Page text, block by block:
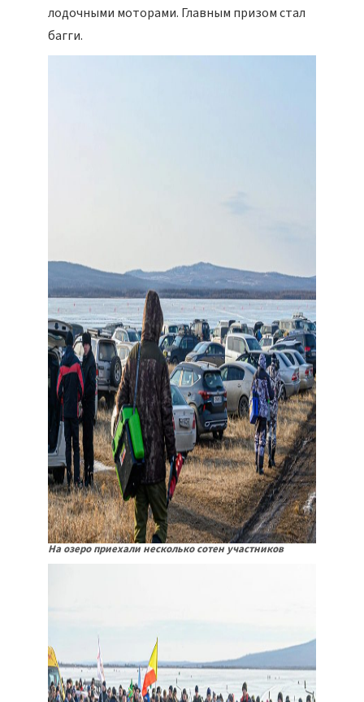
лодочными моторами. Главным призом стал
багги.
На озеро приехали несколько сотен участников